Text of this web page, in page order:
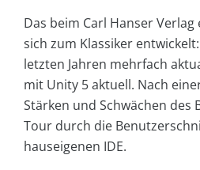
Das beim Carl Hanser
sich zum Klassiker
letzten Jahren mehrfach
mit Unity 5 aktuell. Nach
Stärken und Schwächen des
Tour durch die
hauseigenen IDE.